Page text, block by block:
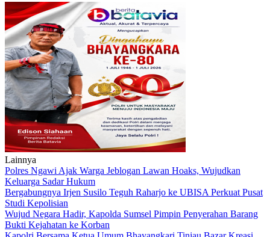
Lainnya
Polres Ngawi Ajak Warga Jeblogan Lawan Hoaks, Wujudkan
Keluarga Sadar Hukum
Bergabungnya Irjen Susilo Teguh Raharjo ke UBISA Perkuat Pusat
Studi Kepolisian
Wujud Negara Hadir, Kapolda Sumsel Pimpin Penyerahan Barang
Bukti Kejahatan ke Korban